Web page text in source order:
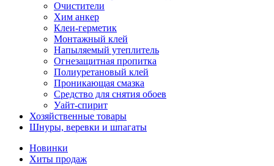
Очистители
Хим анкер
Клеи-герметик
Монтажный клей
Напыляемый утеплитель
Огнезащитная пропитка
Полиуретановый клей
Проникающая смазка
Средство для снятия обоев
Уайт-спирит
Хозяйственные товары
Шнуры, веревки и шпагаты
Новинки
Хиты продаж